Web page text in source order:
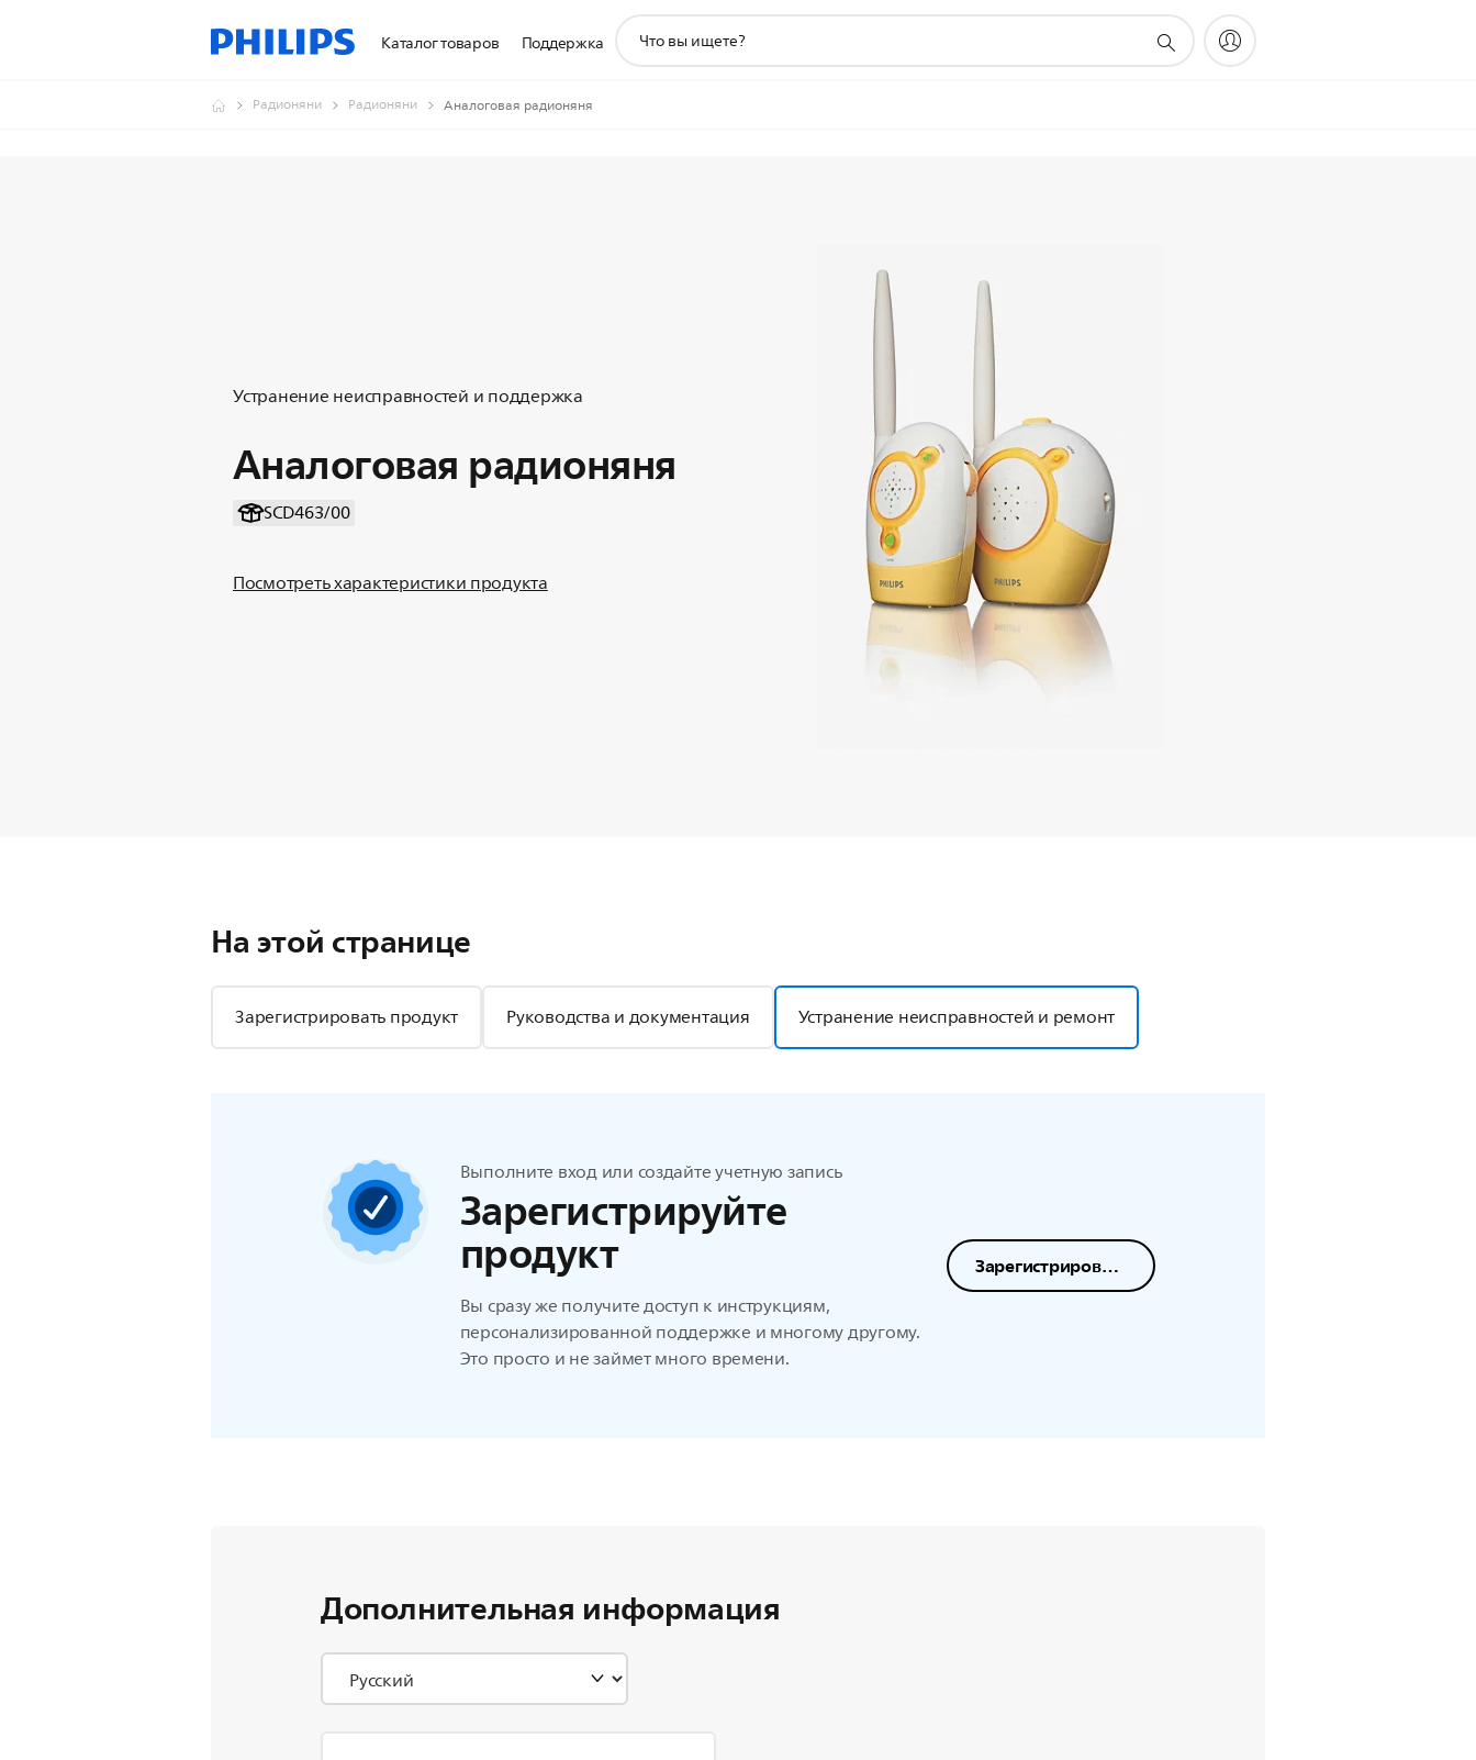
Каталог товаров Поддержка
поддержки
Радионяни Радионяни Аналоговая радионяня
Устранение неисправностей и поддержка
Аналоговая радионяня
SCD463/00
Посмотреть характеристики продукта
На этой странице
Зарегистрировать продукт Руководства и документация Устранение неисправностей и ремонт
Выполните вход или создайте учетную запись
Зарегистрируйте
продукт
Вы сразу же получите доступ к инструкциям,
персонализированной поддержке и многому другому.
Это просто и не займет много времени.
Зарегистрировать
Дополнительная информация